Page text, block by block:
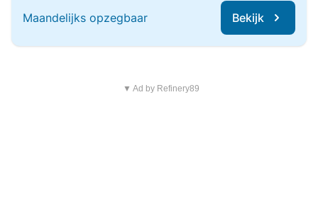
Maandelijks opzegbaar Bekijk
▼ Ad by Refinery89